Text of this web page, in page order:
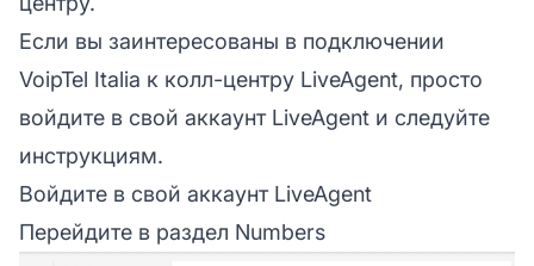
Если вы заинтересованы в подключении
VoipTel Italia к колл-центру LiveAgent, просто
войдите в свой аккаунт LiveAgent и следуйте
инструкциям.
Войдите в свой аккаунт LiveAgent
Перейдите в раздел Numbers